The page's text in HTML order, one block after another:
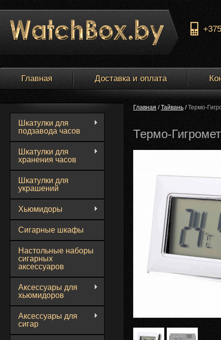
Главная Доставка и оплата
Шкатулки для
подзавода часов
Шкатулки для
хранения часов
Шкатулки для
украшений
Хьюмидоры
Сигарные шкафы
Настольные наборы
сигарных
аксессуаров
Аксессуары для
хьюмидоров
Аксессуары для
сигар
Главная/Тайвань/Термо-
Термо-